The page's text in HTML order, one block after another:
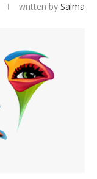
written by Salma